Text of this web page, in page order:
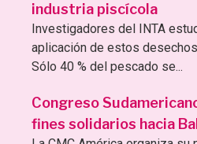
industria piscícola
Investigadores del INTA
aplicación de estos
Sólo 40 % del pescado se...
Congreso
fines solidarios hacia